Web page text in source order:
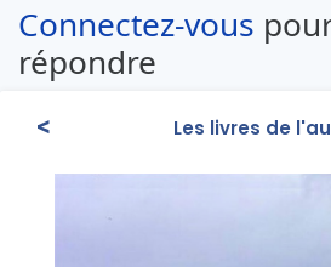
Connectez-vous
répondre
< Les livres de